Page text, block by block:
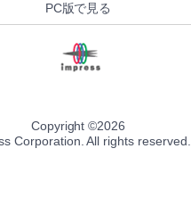
PC版で見る
Copyright ©2026
Corporation. All rights reserved.